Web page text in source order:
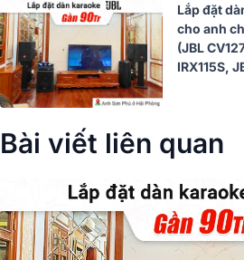
Lắp đặt
cho anh
(JBL
IRX115S,
Bài viết liên quan